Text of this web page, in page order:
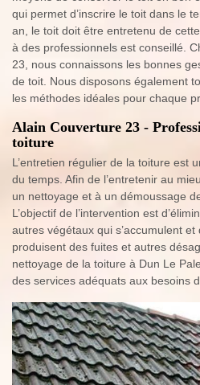
qui permet d’inscrire le toit dans le
an, le toit doit être entretenu de
à des professionnels est conseillé.
23, nous connaissons les bonnes
de toit. Nous disposons également
les méthodes idéales pour chaque
Alain Couverture 23 -
toiture
L’entretien régulier de la toiture est
du temps. Afin de l’entretenir au
un nettoyage et à un démoussage
L’objectif de l’intervention est
autres végétaux qui s’accumulent
produisent des fuites et autres
nettoyage de la toiture à Dun Le
des services adéquats aux besoins